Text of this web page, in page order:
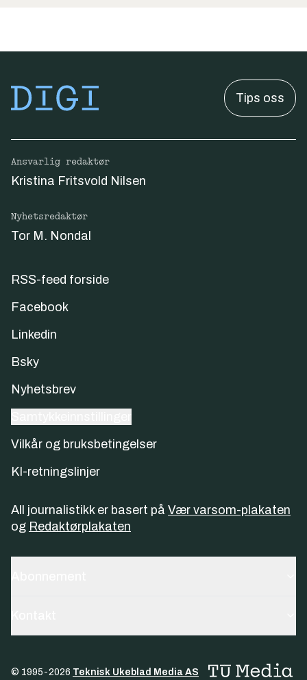
Tips oss
Ansvarlig redaktør
Kristina Fritsvold Nilsen
Nyhetsredaktør
Tor M. Nondal
RSS-feed forside
Facebook
Linkedin
Bsky
Nyhetsbrev
Vilkår og bruksbetingelser
KI-retningslinjer
All journalistikk er basert på Vær varsom-plakaten
og Redaktørplakaten
© 1995-2026 Teknisk Ukeblad Media AS